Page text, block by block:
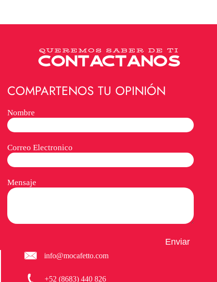
COMPARTENOS TU OPINIÓN
Nombre
Correo Electronico
Mensaje
info@mocafetto.com
+52 (8683) 440 826